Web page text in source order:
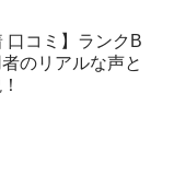
口コミ】ランクB
のリアルな声と